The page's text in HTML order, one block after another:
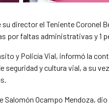
director el Teniente
por faltas administrativas y
y Policía Vial, informó la
y cultura vial, a su
Ocampo Mendoza,